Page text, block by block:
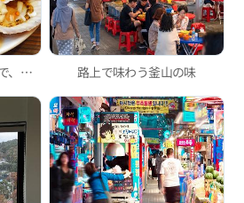
青沙浦「トヒネ貝焼き」で、口の中に広がる新鮮な海の香りを満喫 路上で味わう釜山の味